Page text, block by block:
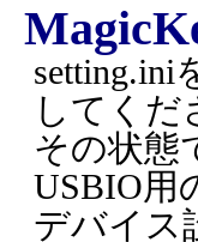
setting.ini
してくだ
その状態
USBIO用
デバイス